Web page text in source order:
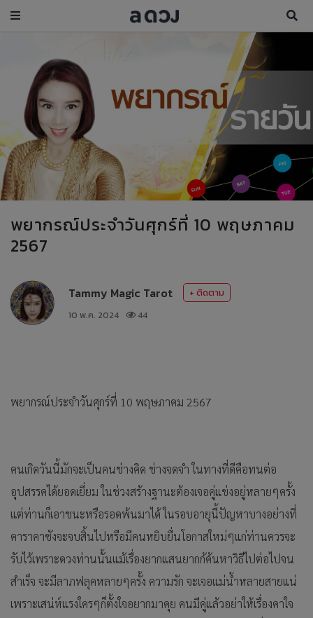
พยากรณ์ประจำวันศุกร์ที่ 10 พฤษภาคม
2567
Tammy Magic Tarot
+ ติดตาม
10 พ.ค. 2024
44
พยากรณ์ประจำวันศุกร์ที่ 10 พฤษภาคม 2567
คนเกิดวันนี้มักจะเป็นคนช่างคิด ช่างจดจำ ในทางที่ดีคือทนต่อ
อุปสรรคได้ยอดเยี่ยม ในช่วงสร้างฐานะต้องเจอคู่แข่งอยู่หลายๆครั้ง
แต่ท่านก็เอาชนะหรือรอดพ้นมาได้ ในรอบอายุนี้ปัญหาบางอย่างที่
คาราคาซังจะจบสิ้นไปหรือมีคนหยิบยื่นโอกาสใหม่ๆแก่ท่านควรจะ
รับไว้เพราะดวงท่านนั้นแม้เรื่องยากแสนยากก้ค้นหาวิธีไปต่อไปจน
สำเร็จ จะมีลาภฟลุคหลายๆครั้ง ความรัก จะเจอแม่น้ำหลายสายแน่
เพราะเสน่ห์แรงใครๆก็ตั้งใจอยากมาคุย คนมีคู่แล้วอย่าให้เรื่องคาใจ